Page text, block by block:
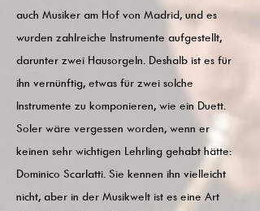
auch Musiker am Hof ​​von Madrid, und es
wurden zahlreiche Instrumente aufgestellt,
darunter zwei Hausorgeln. Deshalb ist es für
ihn vernünftig, etwas für zwei solche
Instrumente zu komponieren, wie ein Duett.
Soler wäre vergessen worden, wenn er
keinen sehr wichtigen Lehrling gehabt hätte:
Dominico Scarlatti. Sie kennen ihn vielleicht
nicht, aber in der Musikwelt ist es eine Art